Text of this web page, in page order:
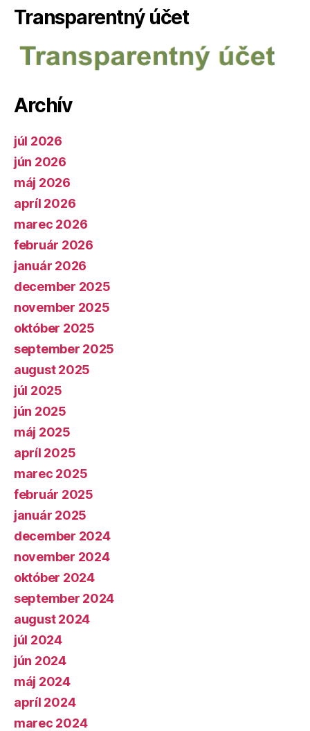
Transparentný účet
Archív
júl 2026
jún 2026
máj 2026
apríl 2026
marec 2026
február 2026
január 2026
december 2025
november 2025
október 2025
september 2025
august 2025
júl 2025
jún 2025
máj 2025
apríl 2025
marec 2025
február 2025
január 2025
december 2024
november 2024
október 2024
september 2024
august 2024
júl 2024
jún 2024
máj 2024
apríl 2024
marec 2024